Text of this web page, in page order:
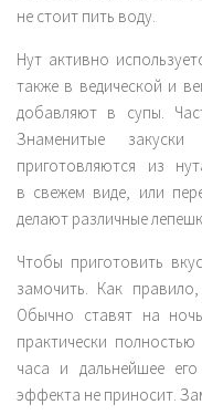
не стоит пить воду.
Нут активно
также в ведической и
добавляют в супы.
Знаменитые
приготовляются из
в свежем виде, или
делают различные
Чтобы приготовить
замочить. Как
Обычно ставят на
практически
часа и дальнейшее
эффекта не приносит.